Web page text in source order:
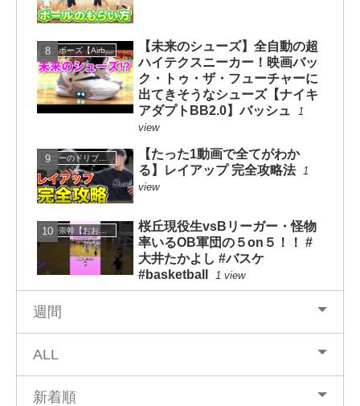
エアボーズ【Airbowz 】
【未来のシューズ】全自動の超
ハイテクスニーカー！映画バッ
ク・トゥ・ザ・フューチャーに
出てきそうなシューズ【ナイキ
アダプトBB2.0】バッシュ
1
view
【たった1動画で全てがわか
る】レイアップ 完全攻略法 1
view
桜丘現役生vsBリーガー・怪物
率いるOB軍団の５on５！！ #
大井たかよし #バスケ
#basketball
1 view
週間
ALL
新着順